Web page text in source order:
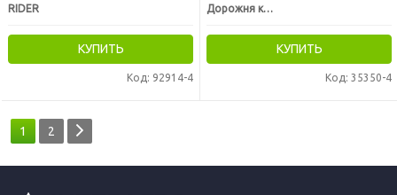
RIDER
КУПИТЬ
Код: 92914-4
Дорожня карта
КУПИТЬ
Код: 35350-4
1 2